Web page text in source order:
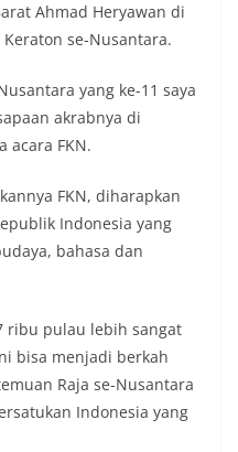
Ahmad Heryawan di
se-Nusantara.
yang ke-11 saya
akrabnya di
acara FKN.
FKN, diharapkan
Indonesia yang
bahasa dan
ribu pulau lebih sangat
bisa menjadi berkah
Raja se-Nusantara
Indonesia yang